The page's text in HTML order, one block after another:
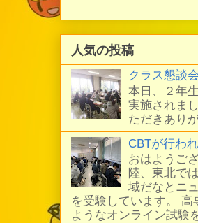
人気の投稿
クラス懇談
本日、２年
実施されま
ただきあり
CBTが行わ
おはようご
陸、東北で
域だなとニ
を受験しています。
ようなオンライン試験